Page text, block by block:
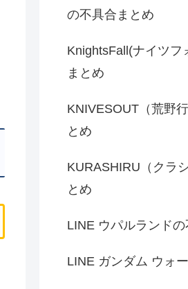
の不具合まとめ
KnightsFall(ナイツフ
まとめ
KNIVESOUT（荒野
とめ
KURASHIRU（クラ
とめ
LINE ウパルランド
LINE ガンダム ウォ